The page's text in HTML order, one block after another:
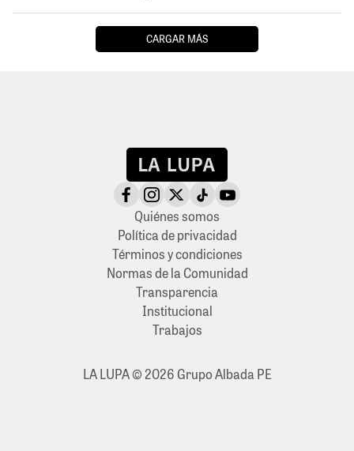
CARGAR MÁS
Quiénes somos
Política de privacidad
Términos y condiciones
Normas de la Comunidad
Transparencia
Institucional
Trabajos
LA LUPA © 2026 Grupo Albada PE